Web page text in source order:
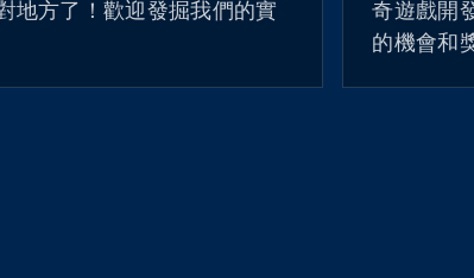
地方了！歡迎發掘我們的實
奇遊戲開
的機會和